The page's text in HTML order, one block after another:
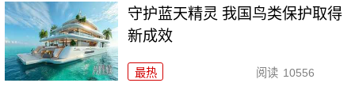
守护蓝天精灵 我国鸟类保护取得
新成效
最热 阅读 10556